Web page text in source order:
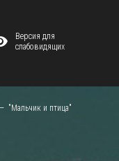
Версия для
слабовидящих
"Мальчик и птица"